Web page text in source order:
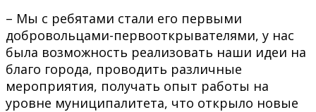
– Мы с ребятами стали его первыми
добровольцами-первооткрывателями, у нас
была возможность реализовать наши идеи на
благо города, проводить различные
мероприятия, получать опыт работы на
уровне муниципалитета, что открыло новые